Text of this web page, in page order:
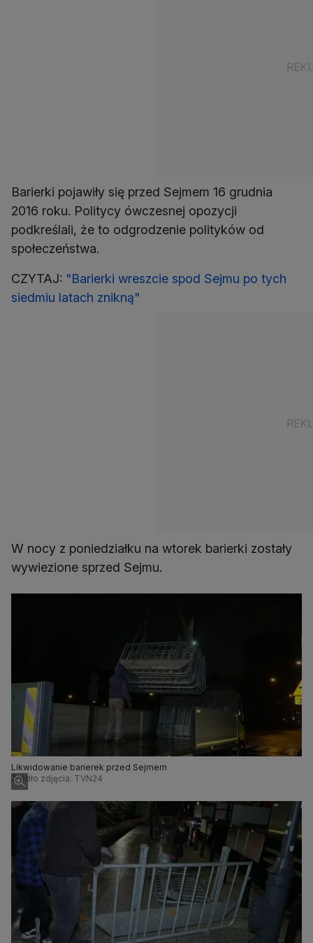
Barierki pojawiły się przed Sejmem 16 grudnia
2016 roku. Politycy ówczesnej opozycji
podkreślali, że to odgrodzenie polityków od
społeczeństwa.
CZYTAJ: "Barierki wreszcie spod Sejmu po tych
siedmiu latach znikną"
W nocy z poniedziałku na wtorek barierki zostały
wywiezione sprzed Sejmu.
Likwidowanie barierek przed Sejmem
Źródło zdjęcia: TVN24